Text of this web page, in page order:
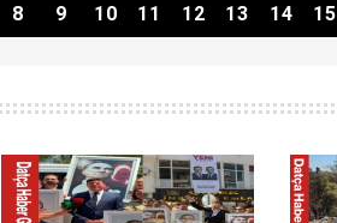
8 9 10 11 12 13 14 15